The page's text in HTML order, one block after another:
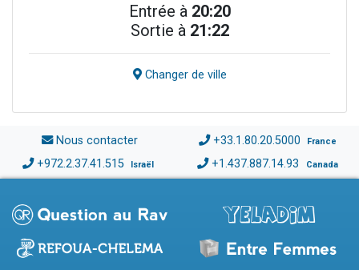
Entrée à 20:20
Sortie à 21:22
Changer de ville
Nous contacter +33.1.80.20.5000 France
+972.2.37.41.515 Israël +1.437.887.14.93 Canada